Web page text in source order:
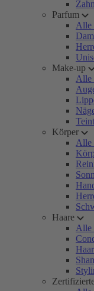
Parfum
Alle
Make-up
Alle
Teint
Körper
Alle
Haare
Alle